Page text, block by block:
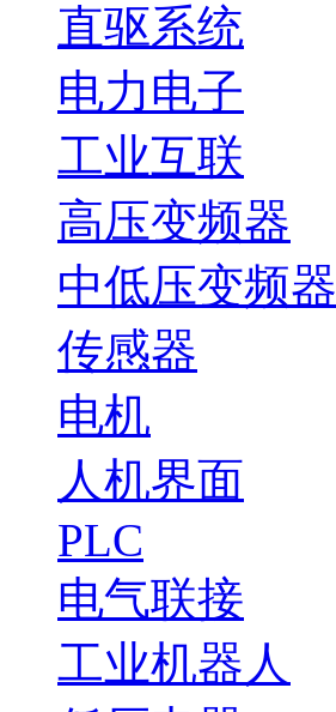
直驱系统
电力电子
工业互联
高压变频器
中低压变频器
传感器
电机
人机界面
PLC
电气联接
工业机器人